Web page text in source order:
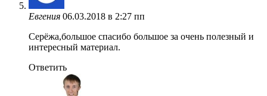
Евгения 06.03.2018 в 2:27 пп
Серёжа,большое спасибо большое за очень полезный и
интересный материал.
Ответить